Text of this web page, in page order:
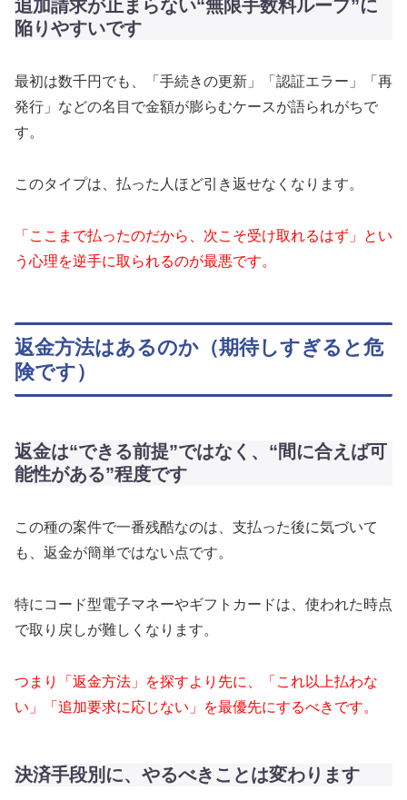
追加請求が止まらない“無限手数料ループ”に
陥りやすいです
最初は数千円でも、「手続きの更新」「認証エラー」「再
発行」などの名目で金額が膨らむケースが語られがちで
す。
このタイプは、払った人ほど引き返せなくなります。
「ここまで払ったのだから、次こそ受け取れるはず」とい
う心理を逆手に取られるのが最悪です。
返金方法はあるのか（期待しすぎると危
険です）
返金は“できる前提”ではなく、“間に合えば可
能性がある”程度です
この種の案件で一番残酷なのは、支払った後に気づいて
も、返金が簡単ではない点です。
特にコード型電子マネーやギフトカードは、使われた時点
で取り戻しが難しくなります。
つまり「返金方法」を探すより先に、「これ以上払わな
い」「追加要求に応じない」を最優先にするべきです。
決済手段別に、やるべきことは変わります